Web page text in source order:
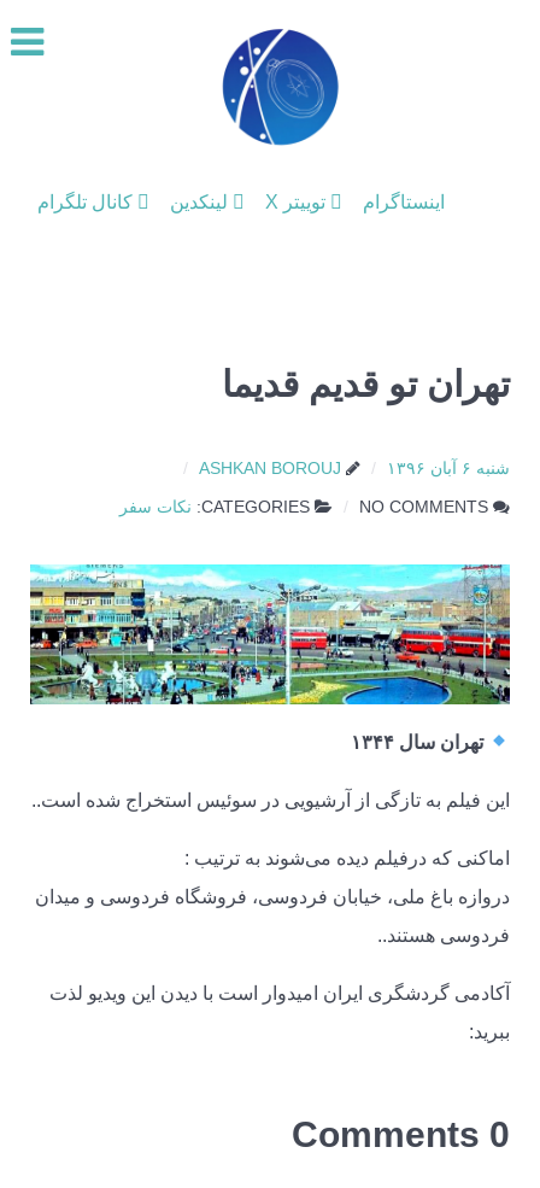
اینستاگرام توییتر X لینکدین کانال تلگرام
تهران تو قدیم قدیما
شنبه ۶ آبان ۱۳۹۶ ASHKAN BOROUJ
NO COMMENTS
CATEGORIES: نکات سفر
تهران سال ۱۳۴۴
این فیلم به تازگی از آرشیویی در سوئیس استخراج شده است..
اماکنی که درفیلم دیده می‌شوند به ترتیب :
دروازه باغ ملی، خیابان فردوسی، فروشگاه فردوسی و میدان
فردوسی هستند..
آکادمی گردشگری ایران امیدوار است با دیدن این ویدیو لذت
ببرید:
0 Comments